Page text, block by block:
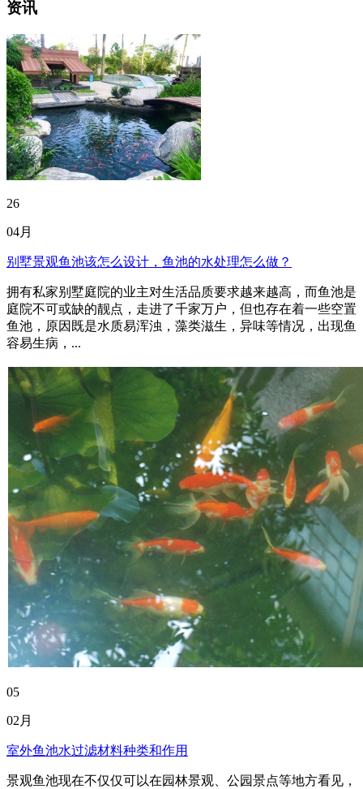
资讯
26
04月
别墅景观鱼池该怎么设计，鱼池的水处理怎么做？
拥有私家别墅庭院的业主对生活品质要求越来越高，而鱼池是
庭院不可或缺的靓点，走进了千家万户，但也存在着一些空置
鱼池，原因既是水质易浑浊，藻类滋生，异味等情况，出现鱼
容易生病，...
05
02月
室外鱼池水过滤材料种类和作用
景观鱼池现在不仅仅可以在园林景观、公园景点等地方看见，